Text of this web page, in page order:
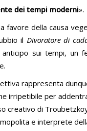
dei tempi moderni».
favore della causa
il Divoratore di
sui tempi, un
rappresenta
irripetibile per
creativo di
e interprete